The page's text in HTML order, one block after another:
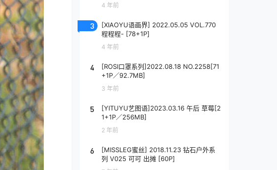
4 年前
3
[XIAOYU语画界] 2022.05.05 VOL.770
程程程- [78+1P]
4 年前
4
[ROSI口罩系列]2022.08.18 NO.2258[71
+1P／92.7MB]
3 年前
5
[YITUYU艺图语]2023.03.16 午后 草莓[2
1+1P／256MB]
2 年前
6
[MISSLEG蜜丝] 2018.11.23 钻石户外系
列 V025 可可 出摊 [60P]